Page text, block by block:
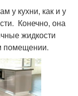
у кухни, как и у
Конечно, она
жидкости
помещении.